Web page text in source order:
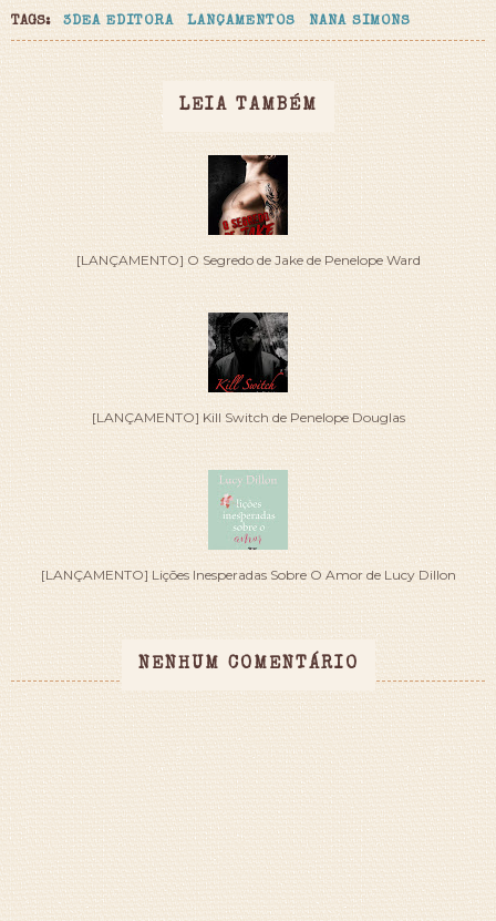
TAGS: 3DEA EDITORA LANÇAMENTOS NANA SIMONS
LEIA TAMBÉM
[LANÇAMENTO] O Segredo de Jake de Penelope Ward
[LANÇAMENTO] Kill Switch de Penelope Douglas
[LANÇAMENTO] Lições Inesperadas Sobre O Amor de Lucy Dillon
NENHUM COMENTÁRIO